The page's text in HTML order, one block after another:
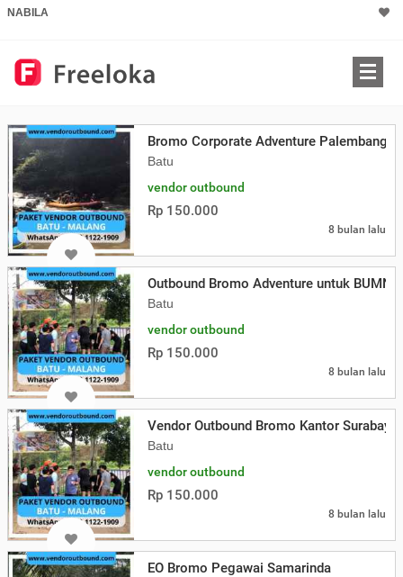
NABILA
Bromo Corporate Adventure Palembang
Batu
vendor outbound
Rp 150.000
8 bulan lalu
Outbound Bromo Adventure untuk BUMN
Batu
vendor outbound
Rp 150.000
8 bulan lalu
Vendor Outbound Bromo Kantor Surabaya
Batu
vendor outbound
Rp 150.000
8 bulan lalu
EO Bromo Pegawai Samarinda